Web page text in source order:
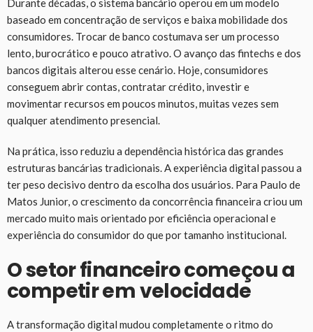
Durante décadas, o sistema bancário operou em um modelo
baseado em concentração de serviços e baixa mobilidade dos
consumidores. Trocar de banco costumava ser um processo
lento, burocrático e pouco atrativo. O avanço das fintechs e dos
bancos digitais alterou esse cenário. Hoje, consumidores
conseguem abrir contas, contratar crédito, investir e
movimentar recursos em poucos minutos, muitas vezes sem
qualquer atendimento presencial.
Na prática, isso reduziu a dependência histórica das grandes
estruturas bancárias tradicionais. A experiência digital passou a
ter peso decisivo dentro da escolha dos usuários. Para Paulo de
Matos Junior, o crescimento da concorrência financeira criou um
mercado muito mais orientado por eficiência operacional e
experiência do consumidor do que por tamanho institucional.
O setor financeiro começou a
competir em velocidade
A transformação digital mudou completamente o ritmo do